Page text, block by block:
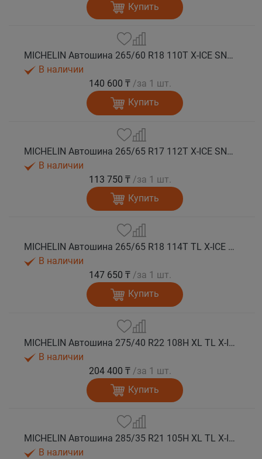
Купить
MICHELIN Автошина 265/60 R18 110T X-ICE SNOW SUV зима
В наличии
140 600 ₸ /за 1 шт.
Купить
MICHELIN Автошина 265/65 R17 112T X-ICE SNOW SUV зима
В наличии
113 750 ₸ /за 1 шт.
Купить
MICHELIN Автошина 265/65 R18 114T TL X-ICE SNOW SUV зима
В наличии
147 650 ₸ /за 1 шт.
Купить
MICHELIN Автошина 275/40 R22 108H XL TL X-ICE SNOW SUV зима
В наличии
204 400 ₸ /за 1 шт.
Купить
MICHELIN Автошина 285/35 R21 105H XL TL X-ICE SNOW SUV зима
В наличии